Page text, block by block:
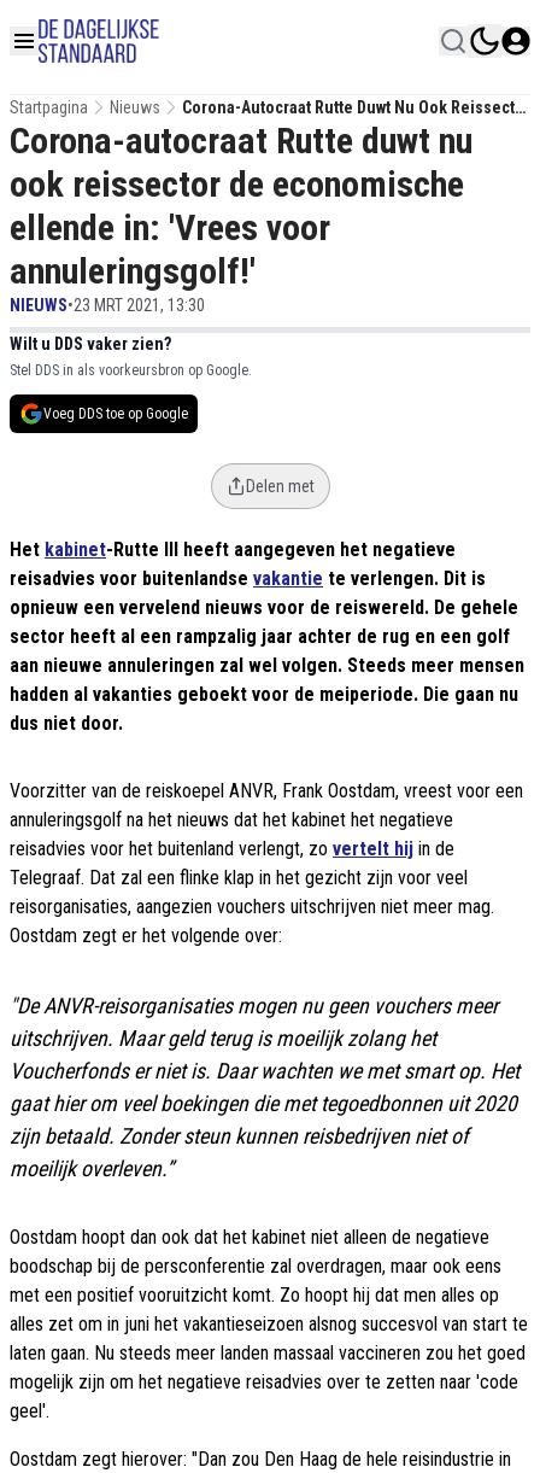
Startpagina Nieuws
Corona-Autocraat Rutte Duwt Nu Ook Reissector
De Economische Ellende In: 'Vrees Voor
Annuleringsgolf!'
Corona-autocraat Rutte duwt nu
ook reissector de economische
ellende in: 'Vrees voor
annuleringsgolf!'
NIEUWS•23 MRT 2021, 13:30
Wilt u DDS vaker zien?
Stel DDS in als voorkeursbron op Google.
Voeg DDS toe op Google
Delen met
Het kabinet-Rutte III heeft aangegeven het negatieve
reisadvies voor buitenlandse vakantie te verlengen. Dit is
opnieuw een vervelend nieuws voor de reiswereld. De gehele
sector heeft al een rampzalig jaar achter de rug en een golf
aan nieuwe annuleringen zal wel volgen. Steeds meer mensen
hadden al vakanties geboekt voor de meiperiode. Die gaan nu
dus niet door.
Voorzitter van de reiskoepel ANVR, Frank Oostdam, vreest voor een
annuleringsgolf na het nieuws dat het kabinet het negatieve
reisadvies voor het buitenland verlengt, zo vertelt hij in de
Telegraaf. Dat zal een flinke klap in het gezicht zijn voor veel
reisorganisaties, aangezien vouchers uitschrijven niet meer mag.
Oostdam zegt er het volgende over:
"De ANVR-reisorganisaties mogen nu geen vouchers meer
uitschrijven. Maar geld terug is moeilijk zolang het
Voucherfonds er niet is. Daar wachten we met smart op. Het
gaat hier om veel boekingen die met tegoedbonnen uit 2020
zijn betaald. Zonder steun kunnen reisbedrijven niet of
moeilijk overleven.”
Oostdam hoopt dan ook dat het kabinet niet alleen de negatieve
boodschap bij de persconferentie zal overdragen, maar ook eens
met een positief vooruitzicht komt. Zo hoopt hij dat men alles op
alles zet om in juni het vakantieseizoen alsnog succesvol van start te
laten gaan. Nu steeds meer landen massaal vaccineren zou het goed
mogelijk zijn om het negatieve reisadvies over te zetten naar 'code
geel'.
Oostdam zegt hierover: "Dan zou Den Haag de hele reisindustrie in